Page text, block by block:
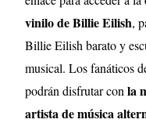
vinilo de Billie Eilish,
Billie Eilish barato y
musical. Los fanáticos
podrán disfrutar conla
artista de música